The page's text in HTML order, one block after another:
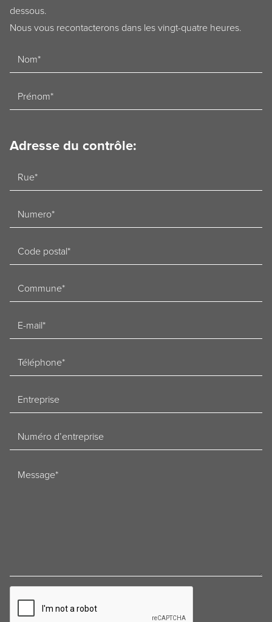
dessous.
Nous vous recontacterons dans les vingt-quatre heures.
Naam
Voornaam
Adresse du contrôle:
Straat
Nummer
Postcode
Woonplaats
mailadres
Telefoon
Bedrijf
Ondernemingsnummer